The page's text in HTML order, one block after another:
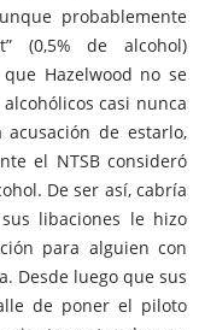
probablemente
(0,5% de alcohol)
Hazelwood no se
casi nunca
de estarlo,
el NTSB consideró
De ser así, cabría
libaciones le hizo
para alguien con
Desde luego que sus
de poner el piloto